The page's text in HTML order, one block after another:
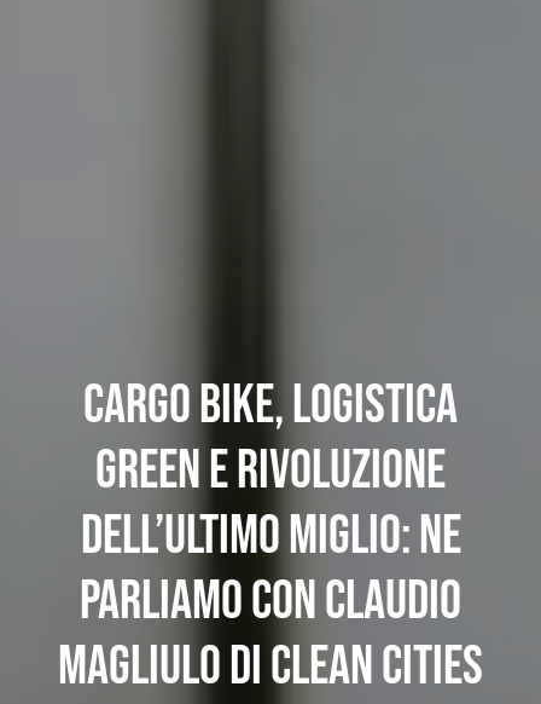
Cargo bike, logistica
green e rivoluzione
dell’ultimo miglio: ne
parliamo con Claudio
Magliulo di Clean Cities